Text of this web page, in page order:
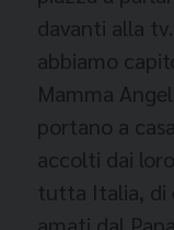
davanti alla
abbiamo
Mamma
portano a
accolti dai
tutta Italia, di